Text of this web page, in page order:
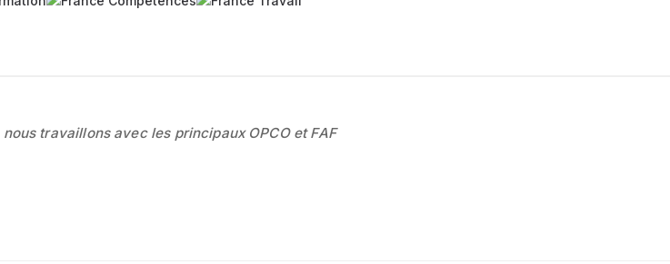
nous travaillons avec les principaux OPCO et FAF